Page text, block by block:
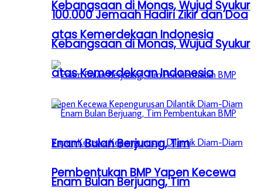
Kebangsaan di Monas, Wujud Syukur
atas Kemerdekaan Indonesia
Enam Bulan Berjuang, Tim
Pembentukan BMP Yapen Kecewa
100.000 Jemaah Hadiri Zikir dan Doa
Kebangsaan di Monas, Wujud Syukur
atas Kemerdekaan Indonesia
Enam Bulan Berjuang, Tim